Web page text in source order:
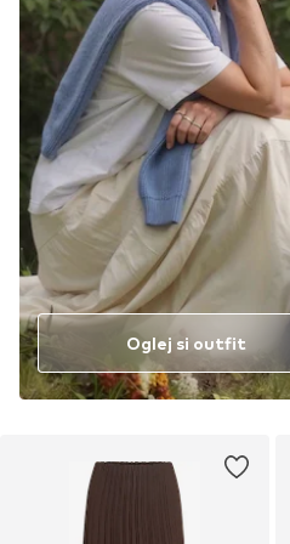
Oglej si outfit